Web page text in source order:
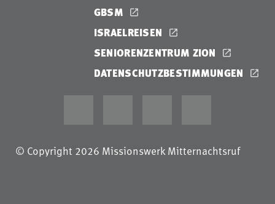
GBSM
ISRAELREISEN
SENIORENZENTRUM ZION
DATENSCHUTZBESTIMMUNGEN
© Copyright 2026 Missionswerk Mitternachtsruf